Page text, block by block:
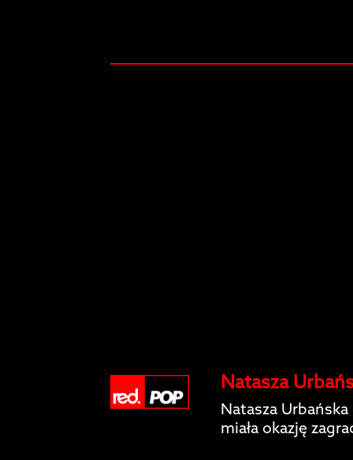
Natasza
Natasza
miała okazję